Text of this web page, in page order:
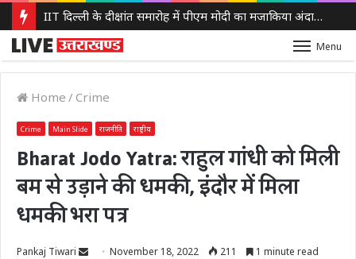
IIT दिल्ली के दीक्षांत समारोह में पीएम मोदी का मजाकिया अंदाज, बोले – ‘मैं बाबा बागेश्वर नहीं हूं, लेकिन मन में कुछ तो चल रहा होगा’
Menu
Home / Crime
Crime Main Slide राजनीति राष्ट्रीय
Bharat Jodo Yatra: राहुल गांधी को मिली
बम से उड़ाने की धमकी, इंदौर में मिला
धमकी भरा पत्र
Pankaj Tiwari
SendNovember 18, 2022 211 1 minute read